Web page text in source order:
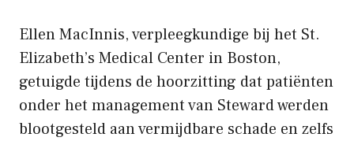
Ellen MacInnis, verpleegkundige bij het St.
Elizabeth’s Medical Center in Boston,
getuigde tijdens de hoorzitting dat patiënten
onder het management van Steward werden
blootgesteld aan vermijdbare schade en zelfs